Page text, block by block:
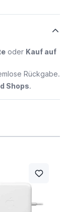
oder Kauf auf
Rückgabe.
Shops.